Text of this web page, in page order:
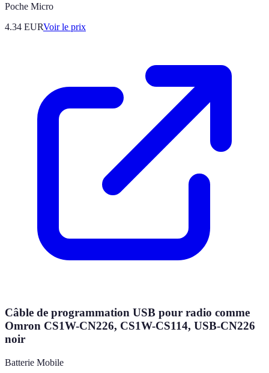
Poche Micro
4.34 EURVoir le prix
Câble de programmation USB pour radio comme
Omron CS1W-CN226, CS1W-CS114, USB-CN226
noir
Batterie Mobile